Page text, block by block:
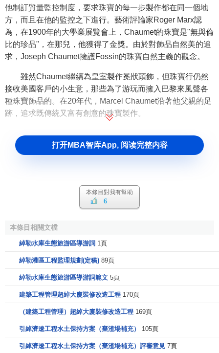
他制訂質量監控制度，要求珠寶的每一步製作都在同一個地
方，而且在他的監控之下進行。藝術評論家Roger Marx認
為，在1900年的大學業展覽會上，Chaumet的珠寶是"無與倫
比的珍品"，在那兒，他獲得了金獎。由於對飾品自然美的追
求，Joseph Chaumet擁護Fossin的珠寶自然主義的觀念。
雖然Chaumet繼續為皇室製作冕狀頭飾，但珠寶行仍然
接收美國客戶的小生意，那些為了游玩而擁入巴黎來風聲各
種珠寶飾品的。在20年代，Marcel Chaumet沿著他父親的足
跡，追求既傳統又富有創意的珠寶製作。
每年舉行二次展覽會來吸引更多的客戶，如Catherine、
Deneuve，一個Anneau戒指裡面鑲有鑽石，有時比如鐲子、
中。傳統的再加上現代的款式。
偉大的開端
1780年，Chaumet伴隨著拿破侖的榮耀揭開它偉大的開
端。Marie-Etienne Nitot（Chaumet的創始人）以遠見卓識的
珠寶獻給了皇帝。成為皇帝指定的珠寶商之後，他又為皇後
Josephine與Marie-Louise設計了皇劍、皇冠和所有其它華麗
的服飾。拿破侖在戰場上戰無不勝，在舞會裡的表現也無與
打开MBA智库App, 阅读完整内容
本條目對我有幫助
6
本條目相關文檔
綽勒水庫生態旅游區導游詞 1頁
綽勒灌區工程監理規劃(定稿) 89頁
綽勒水庫生態旅游區導游詞範文 5頁
建築工程管理超綽大廈裝修改造工程 170頁
（建築工程管理）超綽大廈裝修改造工程 169頁
引綽濟遼工程水土保持方案（棄渣場補充） 105頁
引綽濟遼工程水土保持方案（棄渣場補充）評審意見 7頁